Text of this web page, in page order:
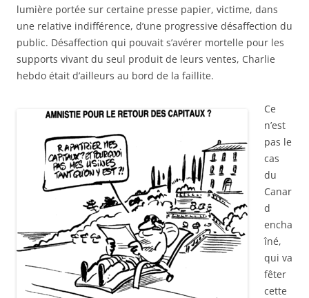
lumière portée sur certaine presse papier, victime, dans
une relative indifférence, d’une progressive désaffection du
public. Désaffection qui pouvait s’avérer mortelle pour les
supports vivant du seul produit de leurs ventes, Charlie
hebdo était d’ailleurs au bord de la faillite.
Ce
n’est
pas le
cas
du
Canar
d
encha
îné,
qui va
fêter
cette